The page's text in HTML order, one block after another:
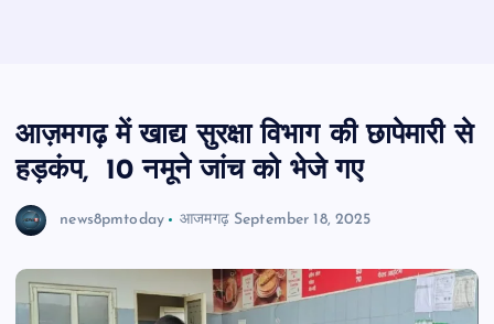
आज़मगढ़ में खाद्य सुरक्षा विभाग की छापेमारी से
हड़कंप, 10 नमूने जांच को भेजे गए
news8pmtoday आजमगढ़ September 18, 2025